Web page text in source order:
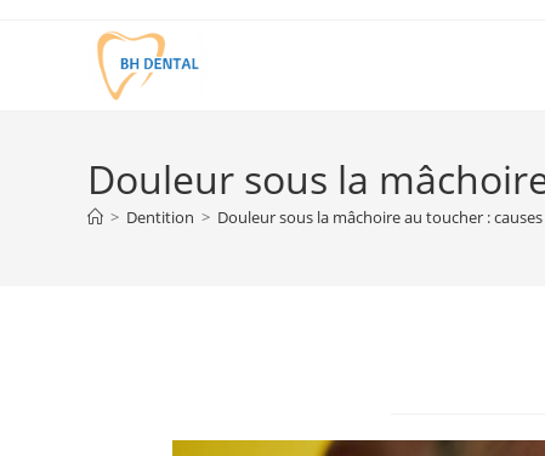
Douleur sous la
> Dentition > Douleur sous la mâchoire au toucher :